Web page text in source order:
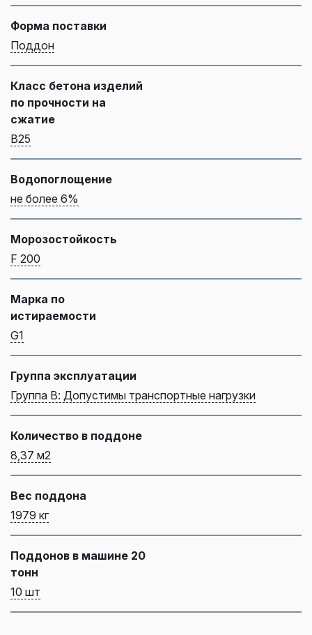
Форма поставки
Поддон
Класс бетона изделий
по прочности на
сжатие
B25
Водопоглощение
не более 6%
Морозостойкость
F 200
Марка по
истираемости
G1
Группа эксплуатации
Группа В: Допустимы транспортные нагрузки
Количество в поддоне
8,37 м2
Вес поддона
1979 кг
Поддонов в машине 20
тонн
10 шт